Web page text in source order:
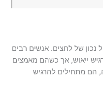
נכון של לחצים. אנשים רבים
ייאוש, אך כשהם מאמצים
הם מתחילים להרגיש